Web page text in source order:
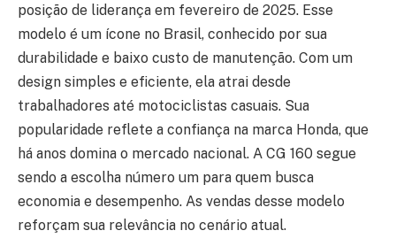
posição de liderança em fevereiro de 2025. Esse
modelo é um ícone no Brasil, conhecido por sua
durabilidade e baixo custo de manutenção. Com um
design simples e eficiente, ela atrai desde
trabalhadores até motociclistas casuais. Sua
popularidade reflete a confiança na marca Honda, que
há anos domina o mercado nacional. A CG 160 segue
sendo a escolha número um para quem busca
economia e desempenho. As vendas desse modelo
reforçam sua relevância no cenário atual.